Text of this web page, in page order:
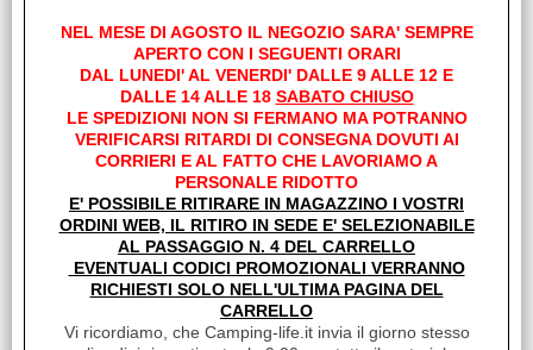
DADO ESAGONALE PER TUBO 10MM
Unità di misura:
Sc.Club Convenzionati:
Dado esagonale per valvole e tubi 10mm
NEL MESE DI AGOSTO IL NEGOZIO SARA' SEMPRE
APERTO CON I SEGUENTI ORARI
DAL LUNEDI' AL VENERDI' DALLE 9 ALLE 12 E
DALLE 14 ALLE 18 SABATO CHIUSO
LE SPEDIZIONI NON SI FERMANO MA POTRANNO
VERIFICARSI RITARDI DI CONSEGNA DOVUTI AI
CORRIERI E AL FATTO CHE LAVORIAMO A
PERSONALE RIDOTTO
E' POSSIBILE RITIRARE IN MAGAZZINO I VOSTRI
ORDINI WEB, IL RITIRO IN SEDE E' SELEZIONABILE
AL PASSAGGIO N. 4 DEL CARRELLO
EVENTUALI CODICI PROMOZIONALI VERRANNO
RICHIESTI SOLO NELL'ULTIMA PAGINA DEL
CARRELLO
Vi ricordiamo, che Camping-life.it invia il giorno stesso